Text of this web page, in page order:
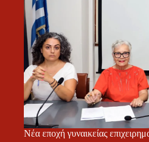
Νέα εποχή γυναικείας